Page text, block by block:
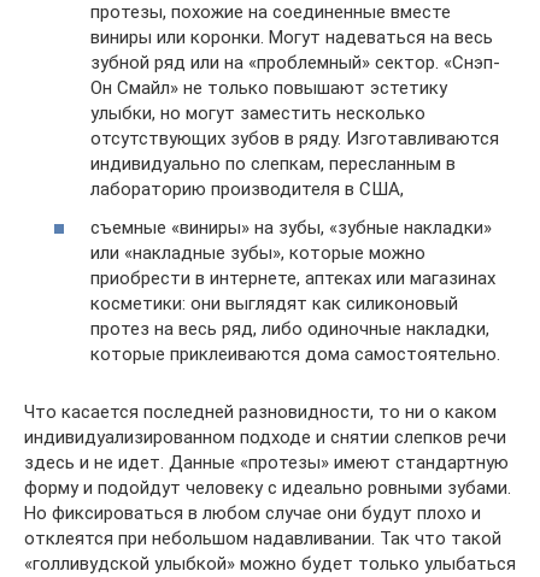
протезы, похожие на соединенные вместе
виниры или коронки. Могут надеваться на весь
зубной ряд или на «проблемный» сектор. «Снэп-
Он Смайл» не только повышают эстетику
улыбки, но могут заместить несколько
отсутствующих зубов в ряду. Изготавливаются
индивидуально по слепкам, пересланным в
лабораторию производителя в США,
съемные «виниры» на зубы, «зубные накладки»
или «накладные зубы», которые можно
приобрести в интернете, аптеках или магазинах
косметики: они выглядят как силиконовый
протез на весь ряд, либо одиночные накладки,
которые приклеиваются дома самостоятельно.
Что касается последней разновидности, то ни о каком
индивидуализированном подходе и снятии слепков речи
здесь и не идет. Данные «протезы» имеют стандартную
форму и подойдут человеку с идеально ровными зубами.
Но фиксироваться в любом случае они будут плохо и
отклеятся при небольшом надавливании. Так что такой
«голливудской улыбкой» можно будет только улыбаться